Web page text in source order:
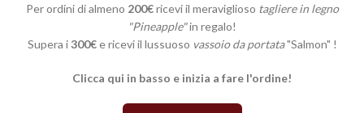
Per ordini di almeno 200€ricevi il meraviglioso tagliere in legno
"Pineapple"in regalo!
Supera i300€e ricevi il lussuoso vassoio da portata"Salmon" !
Clicca qui in basso e inizia a fare l'ordine!